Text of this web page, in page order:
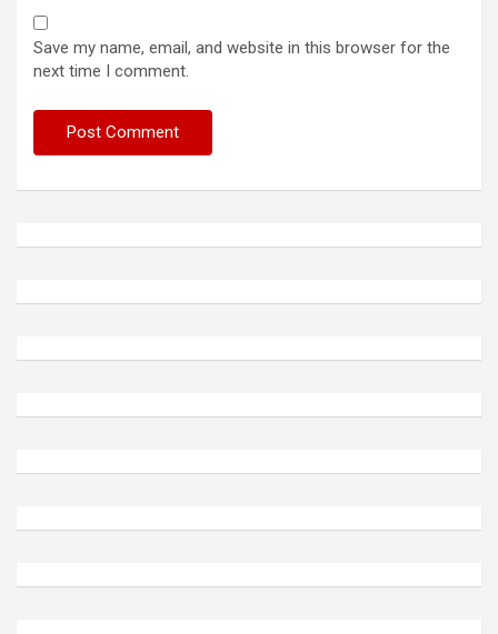
Save my name, email, and website in this browser for the
next time I comment.